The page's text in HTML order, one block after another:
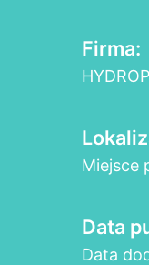
Firma:
Miejsce
Data
Data